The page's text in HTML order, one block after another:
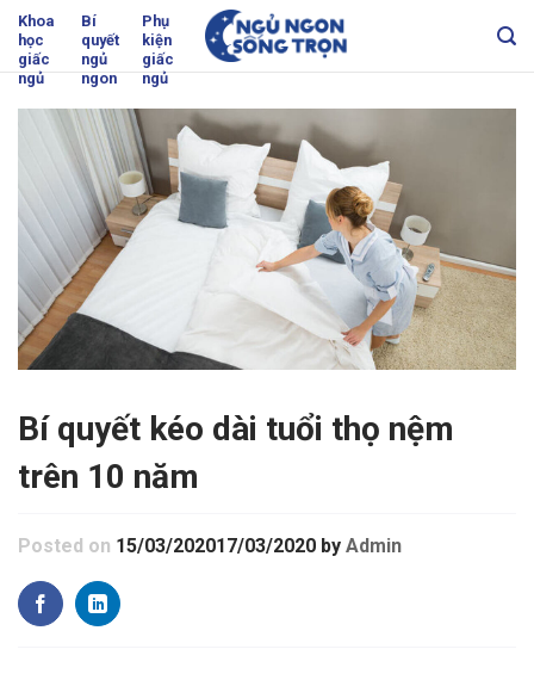
Skip
content
Khoa
học
giấc
ngủ
Bí
quyết
ngủ
ngon
Phụ
kiện
giấc
ngủ
Bí quyết kéo dài tuổi thọ nệm
trên 10 năm
Posted on 15/03/202017/03/2020 by Admin